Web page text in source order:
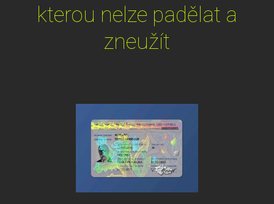
kterou nelze padělat a
zneužít